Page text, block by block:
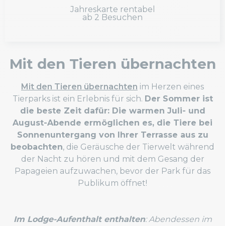
Jahreskarte rentabel
ab 2 Besuchen
Mit den Tieren übernachten
Mit den Tieren übernachten im Herzen eines
Tierparks ist ein Erlebnis für sich. Der Sommer ist
die beste Zeit dafür: Die warmen Juli- und
August-Abende ermöglichen es, die Tiere bei
Sonnenuntergang von Ihrer Terrasse aus zu
beobachten, die Geräusche der Tierwelt während
der Nacht zu hören und mit dem Gesang der
Papageien aufzuwachen, bevor der Park für das
Publikum öffnet!
Im Lodge-Aufenthalt enthalten: Abendessen im